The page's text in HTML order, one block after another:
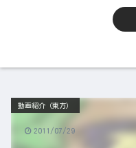
動画紹介（東方）
2011/07/29